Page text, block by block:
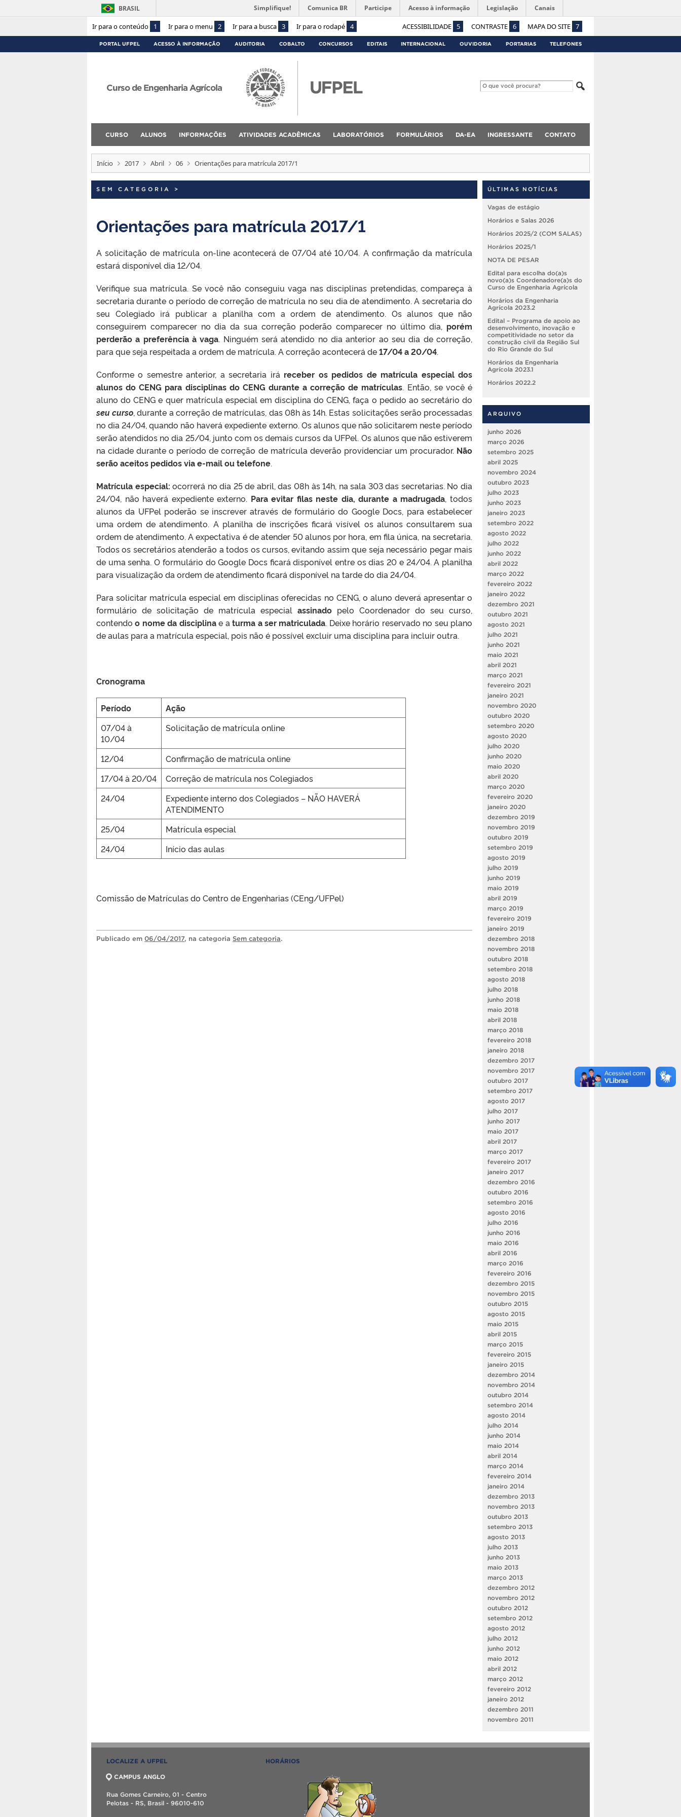
Ir para o conteúdo 1 Ir para o menu 2 Ir para a busca 3 Ir para o rodapé 4 ACESSIBILIDADE 5 CONTRASTE 6 MAPA DO SITE 7
BRASIL Simplifique! Comunica BR Participe Acesso à informação Legislação Canais
PORTAL UFPEL ACESSO À INFORMAÇÃO AUDITORIA COBALTO CONCURSOS EDITAIS INTERNACIONAL OUVIDORIA PORTARIAS TELEFONES
Curso de Engenharia Agrícola
CURSO ALUNOS INFORMAÇÕES ATIVIDADES ACADÊMICAS LABORATÓRIOS FORMULÁRIOS DA-EA INGRESSANTE CONTATO
Início 2017 Abril 06 Orientações para matrícula 2017/1
SEM CATEGORIA >
Orientações para matrícula 2017/1
A solicitação de matrícula on-line acontecerá de 07/04 até 10/04. A confirmação da matrícula
estará disponível dia 12/04.
Verifique sua matrícula. Se você não conseguiu vaga nas disciplinas pretendidas, compareça à
secretaria durante o período de correção de matrícula no seu dia de atendimento. A secretaria do
seu Colegiado irá publicar a planilha com a ordem de atendimento. Os alunos que não
conseguirem comparecer no dia da sua correção poderão comparecer no último dia, porém
perderão a preferência à vaga. Ninguém será atendido no dia anterior ao seu dia de correção,
para que seja respeitada a ordem de matrícula. A correção acontecerá de17/04 a 20/04.
Conforme o semestre anterior, a secretaria irá receber os pedidos de matrícula especial dos
alunos do CENG para disciplinas do CENG durante a correção de matrículas. Então, se você é
aluno do CENG e quer matrícula especial em disciplina do CENG, faça o pedido ao secretário do
seu curso, durante a correção de matrículas, das 08h às 14h. Estas solicitações serão processadas
no dia 24/04, quando não haverá expediente externo. Os alunos que não solicitarem neste período
serão atendidos no dia 25/04, junto com os demais cursos da UFPel. Os alunos que não estiverem
na cidade durante o período de correção de matrícula deverão providenciar um procurador. Não
serão aceitos pedidos via e-mail ou telefone.
Matrícula especial: ocorrerá no dia 25 de abril, das 08h às 14h, na sala 303 das secretarias. No dia
24/04, não haverá expediente externo. Para evitar filas neste dia, durante a madrugada, todos
alunos da UFPel poderão se inscrever através de formulário do Google Docs, para estabelecer
uma ordem de atendimento. A planilha de inscrições ficará visível os alunos consultarem sua
ordem de atendimento. A expectativa é de atender 50 alunos por hora, em fila única, na secretaria.
Todos os secretários atenderão a todos os cursos, evitando assim que seja necessário pegar mais
de uma senha. O formulário do Google Docs ficará disponível entre os dias 20 e 24/04. A planilha
para visualização da ordem de atendimento ficará disponível na tarde do dia 24/04.
Para solicitar matrícula especial em disciplinas oferecidas no CENG, o aluno deverá apresentar o
formulário de solicitação de matrícula especial assinado pelo Coordenador do seu curso,
contendoo nome da disciplinae aturma a ser matriculada. Deixe horário reservado no seu plano
de aulas para a matrícula especial, pois não é possível excluir uma disciplina para incluir outra.
Cronograma
Período
Ação
07/04 à
10/04
Solicitação de matrícula online
12/04
Confirmação de matrícula online
17/04 à 20/04
Correção de matrícula nos Colegiados
24/04
Expediente interno dos Colegiados – NÃO HAVERÁ
ATENDIMENTO
25/04
Matrícula especial
24/04
Início das aulas
Comissão de Matrículas do Centro de Engenharias (CEng/UFPel)
Publicado em 06/04/2017, na categoria Sem categoria.
ÚLTIMAS NOTÍCIAS
Vagas de estágio
Horários e Salas 2026
Horários 2025/2 (COM SALAS)
Horários 2025/1
NOTA DE PESAR
Edital para escolha do(a)s
novo(a)s Coordenadore(a)s do
Curso de Engenharia Agrícola
Horários da Engenharia
Agrícola 2023.2
Edital – Programa de apoio ao
desenvolvimento, inovação e
competitividade no setor da
construção civil da Região Sul
do Rio Grande do Sul
Horários da Engenharia
Agrícola 2023.1
Horários 2022.2
ARQUIVO
junho 2026
março 2026
setembro 2025
abril 2025
novembro 2024
outubro 2023
julho 2023
junho 2023
janeiro 2023
setembro 2022
agosto 2022
julho 2022
junho 2022
abril 2022
março 2022
fevereiro 2022
janeiro 2022
dezembro 2021
outubro 2021
agosto 2021
julho 2021
junho 2021
maio 2021
abril 2021
março 2021
fevereiro 2021
janeiro 2021
novembro 2020
outubro 2020
setembro 2020
agosto 2020
julho 2020
junho 2020
maio 2020
abril 2020
março 2020
fevereiro 2020
janeiro 2020
dezembro 2019
novembro 2019
outubro 2019
setembro 2019
agosto 2019
julho 2019
junho 2019
maio 2019
abril 2019
março 2019
fevereiro 2019
janeiro 2019
dezembro 2018
novembro 2018
outubro 2018
setembro 2018
agosto 2018
julho 2018
junho 2018
maio 2018
abril 2018
março 2018
fevereiro 2018
janeiro 2018
dezembro 2017
novembro 2017
outubro 2017
setembro 2017
agosto 2017
julho 2017
junho 2017
maio 2017
abril 2017
março 2017
fevereiro 2017
janeiro 2017
dezembro 2016
outubro 2016
setembro 2016
agosto 2016
julho 2016
junho 2016
maio 2016
abril 2016
março 2016
fevereiro 2016
dezembro 2015
novembro 2015
outubro 2015
agosto 2015
maio 2015
abril 2015
março 2015
fevereiro 2015
janeiro 2015
dezembro 2014
novembro 2014
outubro 2014
setembro 2014
agosto 2014
julho 2014
junho 2014
maio 2014
abril 2014
março 2014
fevereiro 2014
janeiro 2014
dezembro 2013
novembro 2013
outubro 2013
setembro 2013
agosto 2013
julho 2013
junho 2013
maio 2013
março 2013
dezembro 2012
novembro 2012
outubro 2012
setembro 2012
agosto 2012
julho 2012
junho 2012
maio 2012
abril 2012
março 2012
fevereiro 2012
janeiro 2012
dezembro 2011
novembro 2011
LOCALIZE A UFPEL
CAMPUS ANGLO
Rua Gomes Carneiro, 01 - Centro
Pelotas - RS, Brasil - 96010-610
HORÁRIOS